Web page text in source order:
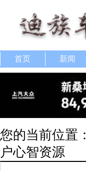
首页 新闻
您的当前位置：
户心智资源